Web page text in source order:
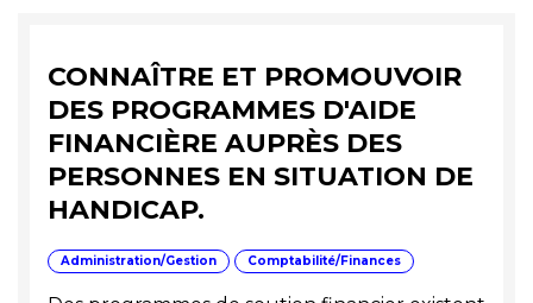
CONNAÎTRE ET PROMOUVOIR
DES PROGRAMMES D'AIDE
FINANCIÈRE AUPRÈS DES
PERSONNES EN SITUATION DE
HANDICAP.
Administration/Gestion Comptabilité/Finances